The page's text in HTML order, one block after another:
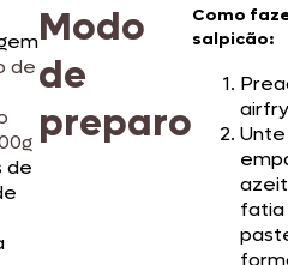
de
de
Modo
de
preparo
Como
salpicão:
fatia